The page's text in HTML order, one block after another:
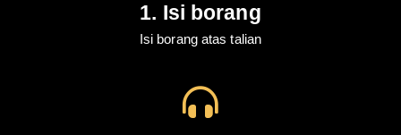
1. Isi borang
Isi borang atas talian